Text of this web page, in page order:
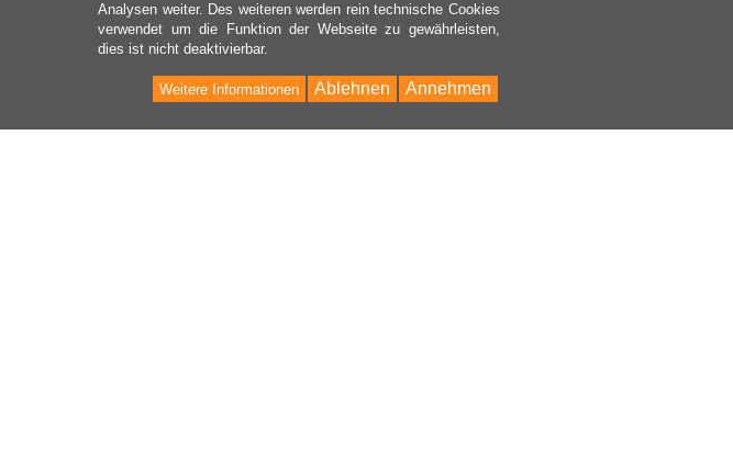
Analysen weiter. Des weiteren werden rein technische Cookies
verwendet um die Funktion der Webseite zu gewährleisten,
dies ist nicht deaktivierbar.
Annehmen
Ablehnen
Weitere Informationen